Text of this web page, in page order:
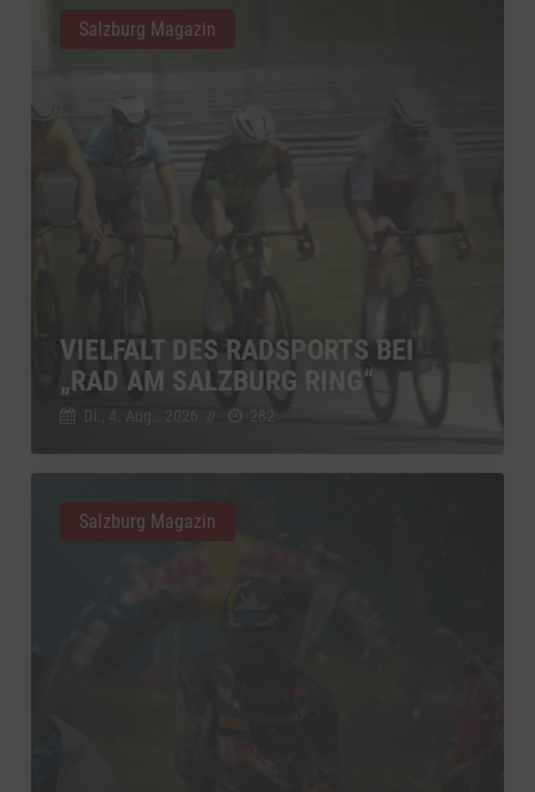
VIELFALT DES RADSPORTS BEI
„RAD AM SALZBURG RING“
Di., 4. Aug.. 2026 // 282
Salzburg Magazin
Salzburg Magazin